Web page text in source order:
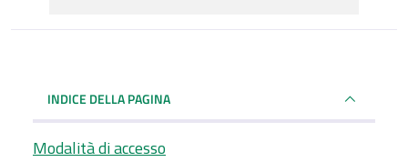
INDICE DELLA PAGINA
Modalità di accesso